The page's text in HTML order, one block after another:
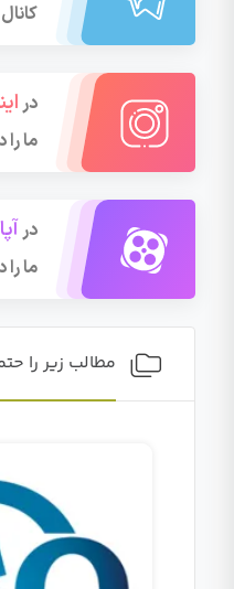
در
ما
در
ما
مطالب زیر را